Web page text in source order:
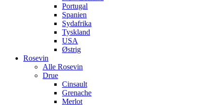
Portugal
Spanien
Sydafrika
Tyskland
USA
Østrig
Rosevin
Alle Rosevin
Drue
Cinsault
Grenache
Merlot